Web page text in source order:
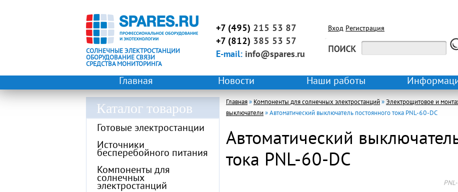
СОЛНЕЧНЫЕ ЭЛЕКТРОСТАНЦИИ
ОБОРУДОВАНИЕ СВЯЗИ
СРЕДСТВА МОНИТОРИНГА
+7 (495) 215 53 87
+7 (812) 385 53 57
E-mail: info@spares.ru
Вход Регистрация
Главная Новости Наши работы
Каталог товаров
Готовые электростанции
Источники
бесперебойного питания
Компоненты для
солнечных
электростанций
Главная » Компоненты для солнечных электростанций » Электрощитовое и
выключатели » Автоматический выключатель постоянного тока PNL-60-DC
Автоматический
тока PNL-60-DC